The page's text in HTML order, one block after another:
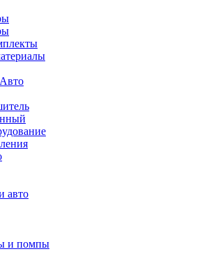
авто
и помпы